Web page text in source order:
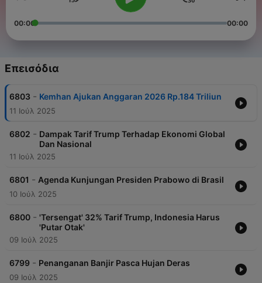
00:00 00:00
Επεισόδια
6803 - Kemhan Ajukan Anggaran 2026 Rp.184 Triliun
11 Ιούλ 2025
6802 - Dampak Tarif Trump Terhadap Ekonomi Global
Dan Nasional
11 Ιούλ 2025
6801 - Agenda Kunjungan Presiden Prabowo di Brasil
10 Ιούλ 2025
6800 - 'Tersengat' 32% Tarif Trump, Indonesia Harus
'Putar Otak'
09 Ιούλ 2025
6799 - Penanganan Banjir Pasca Hujan Deras
09 Ιούλ 2025